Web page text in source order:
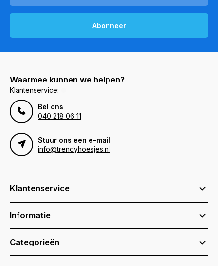
Abonneer
Waarmee kunnen we helpen?
Klantenservice:
Bel ons
040 218 06 11
Stuur ons een e-mail
info@trendyhoesjes.nl
Klantenservice
Informatie
Categorieën